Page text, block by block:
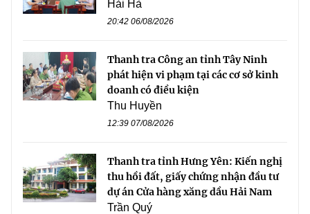
Hải Hà
20:42 06/08/2026
Thanh tra Công an tỉnh Tây Ninh
phát hiện vi phạm tại các cơ sở kinh
doanh có điều kiện
Thu Huyền
12:39 07/08/2026
Thanh tra tỉnh Hưng Yên: Kiến nghị
thu hồi đất, giấy chứng nhận đầu tư
dự án Cửa hàng xăng dầu Hải Nam
Trần Quý